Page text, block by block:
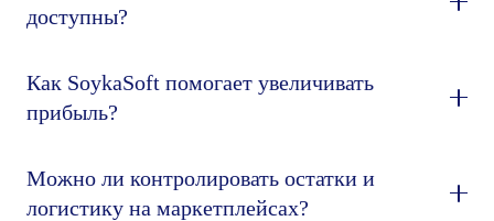
доступны?
Как SoykaSoft помогает увеличивать
прибыль?
Можно ли контролировать остатки и
логистику на маркетплейсах?